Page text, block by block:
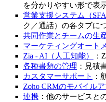
を分かりやすい形で表
営業支援システム（SFA
ク／通話）の各タブに
共同作業とチームの生
マーケティングオート
Zia - AI（人工知能）
：
各種書類の管理 ：見積
カスタマーサポート
：
Zoho CRMのモバイルア
連携 ：他のサービスと